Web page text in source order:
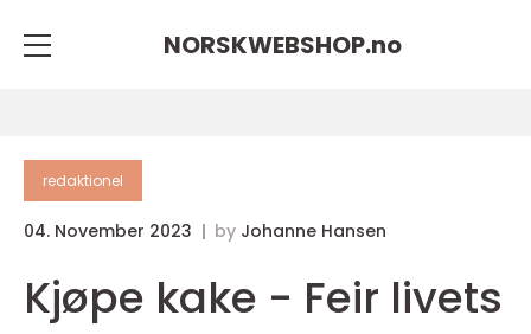
NORSKWEBSHOP.no
redaktionel
04. November 2023 by Johanne Hansen
Kjøpe kake - Feir livets